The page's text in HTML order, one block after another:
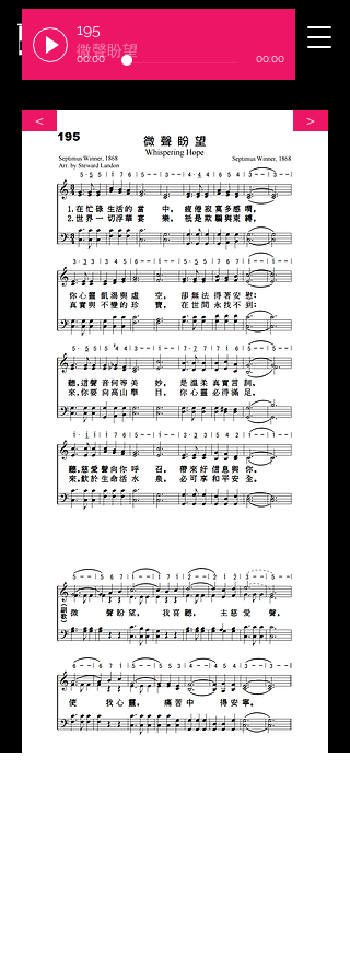
​臺北基督徒聚會處
195
微聲盼望
00:00 00:00
＜ ＞